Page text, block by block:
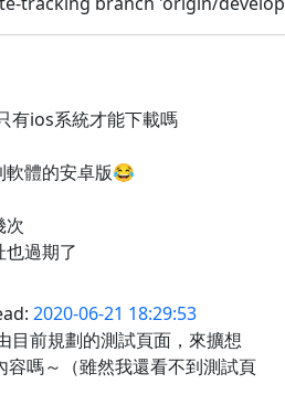
ios系統才能下載嗎
軟體的安卓版😂
次
也過期了
2020-06-21 18:29:53
目前規劃的測試頁面，來擴想
嗎～（雖然我還看不到測試頁